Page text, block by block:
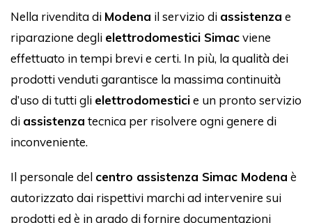
Nella rivendita di Modena il servizio di assistenza e
riparazione degli elettrodomestici Simacviene
effettuato in tempi brevi e certi. In più, la qualità dei
prodotti venduti garantisce la massima continuità
d’uso di tutti gli elettrodomesticie un pronto servizio
di assistenza tecnica per risolvere ogni genere di
inconveniente.
Il personale del centro assistenza Simac Modena è
autorizzato dai rispettivi marchi ad intervenire sui
prodotti ed è in grado di fornire documentazioni